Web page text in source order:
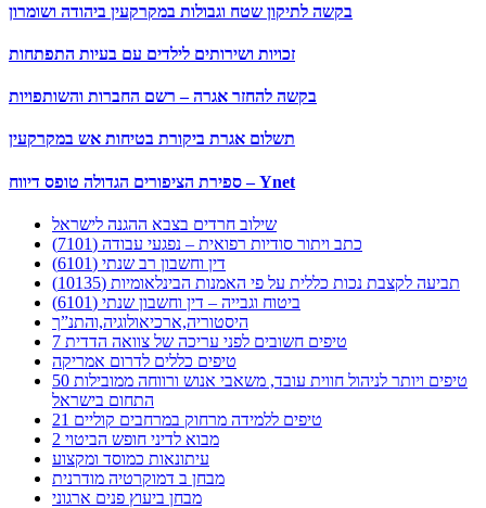
בקשה לתיקון שטח וגבולות במקרקעין ביהודה ושומרון
זכויות ושירותים לילדים עם בעיות התפתחות
בקשה להחזר אגרה – רשם החברות והשותפויות
תשלום אגרת ביקורת בטיחות אש במקרקעין
ספירת הציפורים הגדולה טופס דיווח – Ynet
שילוב חרדים בצבא ההגנה לישראל
כתב ויתור סודיות רפואית – נפגעי עבודה (7101)
דין וחשבון רב שנתי (6101)
תביעה לקצבת נכות כללית על פי האמנות הבינלאומיות (10135)
ביטוח וגבייה – דין וחשבון שנתי (6101)
היסטוריה,ארכיאולוגיה,והתנ”ך
7 טיפים חשובים לפני עריכה של צוואה הדדית
טיפים כללים לדרום אמריקה
50 טיפים ויותר לניהול חווית עובד, משאבי אנוש ורווחה ממובילות
התחום בישראל
21 טיפים ללמידה מרחוק במרחבים קוליים
מבוא לדיני חופש הביטוי 2
עיתונאות כמוסד ומקצוע
מבחן ב דמוקרטיה מודרנית
מבחן ביעוץ פנים ארגוני